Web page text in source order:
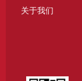
关于我们